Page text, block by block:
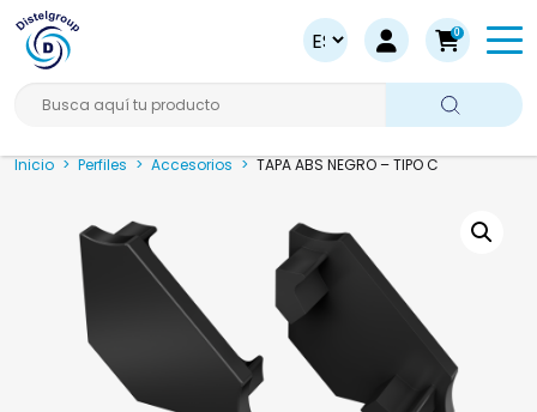
0
Busca aquí tu producto
Inicio > Perfiles > Accesorios > TAPA ABS NEGRO – TIPO C